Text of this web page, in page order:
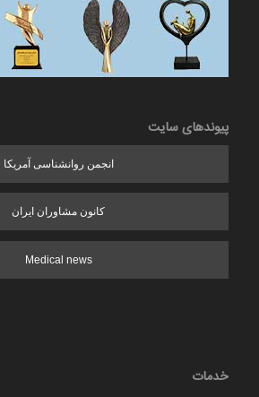
پیوندهای سایت
انجمن روانشناسی آمریکا
کانون مشاوران ایران
Medical news
خدمات